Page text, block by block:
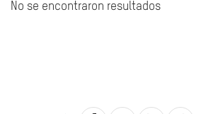
No se encontraron resultados